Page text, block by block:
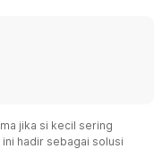
jika si kecil sering
hadir sebagai solusi